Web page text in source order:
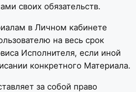
своих обязательств.
в Личном кабинете
на весь срок
Исполнителя, если иной
конкретного Материала.
за собой право